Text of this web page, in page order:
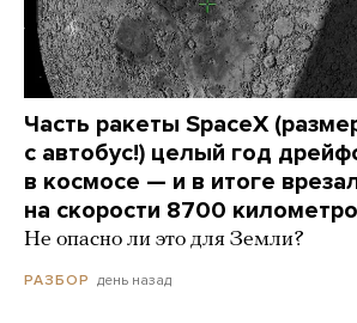
Часть ракеты SpaceX
с автобус!) целый год
в космосе — и в итоге
на скорости 8700
Не опасно ли это для Земли?
РАЗБОР день назад